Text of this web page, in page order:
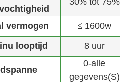
30% tot 75%
vermogen ≤ 1600w
looptijd 8 uur
0-alle
gegevens(S)